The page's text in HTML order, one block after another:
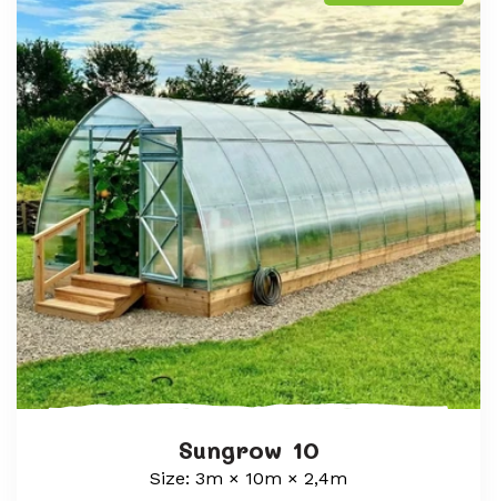
Sungrow 10
Size: 3m × 10m × 2,4m